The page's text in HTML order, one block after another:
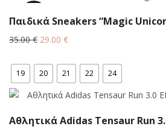
Παιδικά Sneakers “Magic
35.00€ Original
was:
35.00 €.
29.00 €Η
τιμή
είναι:
29.00 €.
19 20 21 22 24